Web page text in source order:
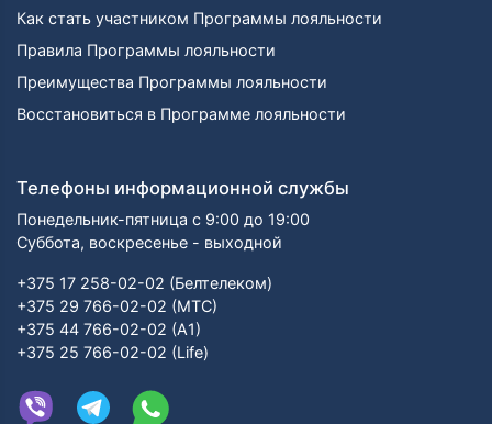
Как стать участником Программы лояльности
Правила Программы лояльности
Преимущества Программы лояльности
Восстановиться в Программе лояльности
Телефоны информационной службы
Понедельник-пятница с 9:00 до 19:00
Суббота, воскресенье - выходной
+375 17 258-02-02 (Белтелеком)
+375 29 766-02-02 (МТС)
+375 44 766-02-02 (А1)
+375 25 766-02-02 (Life)